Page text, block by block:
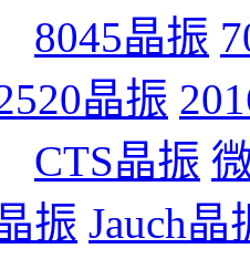
8045晶振
晶振
CTS晶振
振 Jauch晶